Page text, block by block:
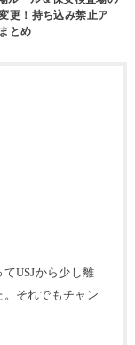
更！持ち込み禁止ア
とめ
USJから少し離
それでもチャン